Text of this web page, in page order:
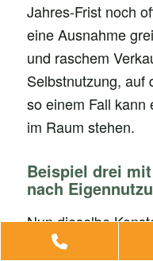
Jahres-Frist noch
eine Ausnahme
und raschem
Selbstnutzung, auf
so einem Fall kann
im Raum stehen.
Beispiel drei
nach
Nun dieselbe
Verlauf. Der Erbe